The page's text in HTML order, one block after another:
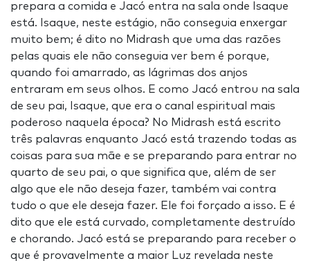
prepara a comida e Jacó entra na sala onde Isaque
está. Isaque, neste estágio, não conseguia enxergar
muito bem; é dito no Midrash que uma das razões
pelas quais ele não conseguia ver bem é porque,
quando foi amarrado, as lágrimas dos anjos
entraram em seus olhos. E como Jacó entrou na sala
de seu pai, Isaque, que era o canal espiritual mais
poderoso naquela época? No Midrash está escrito
três palavras enquanto Jacó está trazendo todas as
coisas para sua mãe e se preparando para entrar no
quarto de seu pai, o que significa que, além de ser
algo que ele não deseja fazer, também vai contra
tudo o que ele deseja fazer. Ele foi forçado a isso. E é
dito que ele está curvado, completamente destruído
e chorando. Jacó está se preparando para receber o
que é provavelmente a maior Luz revelada neste